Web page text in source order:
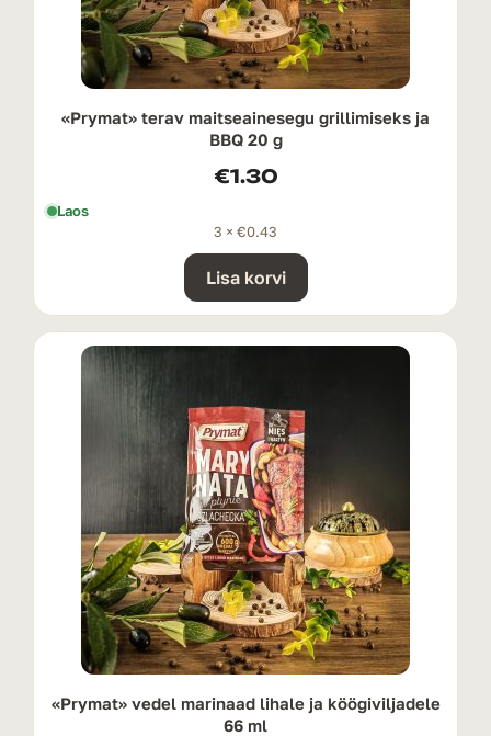
«Prymat» terav maitseainesegu grillimiseks ja
BBQ 20 g
€1.30
Laos
3 × €0.43
Lisa korvi
«Prymat» vedel marinaad lihale ja köögiviljadele
66 ml